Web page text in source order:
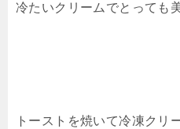
冷たいクリームでとっても
トーストを焼いて冷凍クリ